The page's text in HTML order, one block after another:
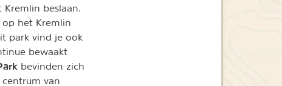
beslaan.
het Kremlin
park vind je ook
bewaakt
bevinden zich
van